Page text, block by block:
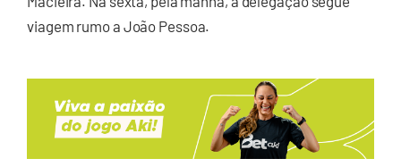
viagem rumo a João Pessoa.